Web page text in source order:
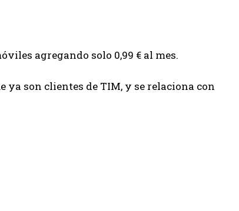
agregando solo 0,99 € al mes.
ya son clientes de TIM, y se relaciona con